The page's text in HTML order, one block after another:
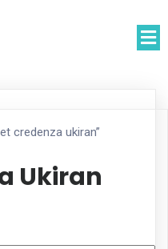
credenza ukiran”
Ukiran